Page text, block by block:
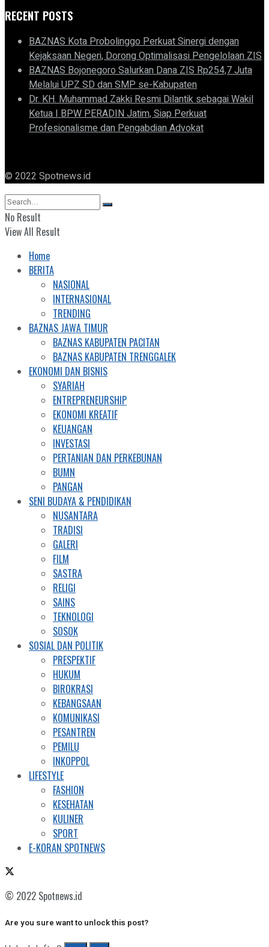
RECENT POSTS
BAZNAS Kota Probolinggo Perkuat Sinergi dengan
Kejaksaan Negeri, Dorong Optimalisasi Pengelolaan ZIS
BAZNAS Bojonegoro Salurkan Dana ZIS Rp254,7 Juta
Melalui UPZ SD dan SMP se-Kabupaten
Dr. KH. Muhammad Zakki Resmi Dilantik sebagai Wakil
Ketua I BPW PERADIN Jatim, Siap Perkuat
Profesionalisme dan Pengabdian Advokat
© 2022 Spotnews.id
No Result
View All Result
Home
BERITA
NASIONAL
INTERNASIONAL
TRENDING
BAZNAS JAWA TIMUR
BAZNAS KABUPATEN PACITAN
BAZNAS KABUPATEN TRENGGALEK
EKONOMI DAN BISNIS
SYARIAH
ENTREPRENEURSHIP
EKONOMI KREATIF
KEUANGAN
INVESTASI
PERTANIAN DAN PERKEBUNAN
BUMN
PANGAN
SENI BUDAYA & PENDIDIKAN
NUSANTARA
TRADISI
GALERI
FILM
SASTRA
RELIGI
SAINS
TEKNOLOGI
SOSOK
SOSIAL DAN POLITIK
PRESPEKTIF
HUKUM
BIROKRASI
KEBANGSAAN
KOMUNIKASI
PESANTREN
PEMILU
INKOPPOL
LIFESTYLE
FASHION
KESEHATAN
KULINER
SPORT
E-KORAN SPOTNEWS
© 2022 Spotnews.id
Are you sure want to unlock this post?